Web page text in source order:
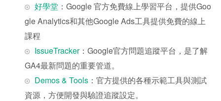
好學堂 ：Google 官方免費線上學習平台，提供Goo
gle Analytics和其他Google Ads工具提供免費的線上
課程
IssueTracker：Google官方問題追蹤平台，是了解
GA4最新問題的重要管道。
Demos & Tools ：官方提供的各種示範工具與測試
資源，方便開發與驗證追蹤設定。